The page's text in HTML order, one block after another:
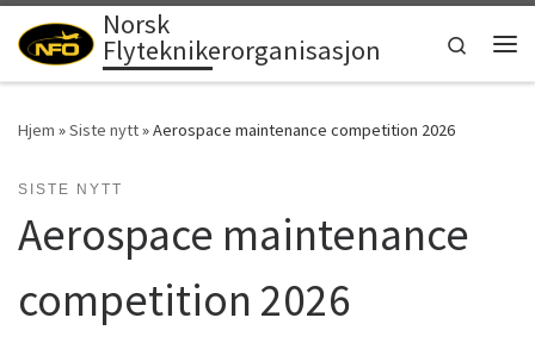
Skip to content
Norsk
Flyteknikerorganisasjon
Search
Hjem »Siste nytt»Aerospace maintenance competition 2026
SISTE NYTT
Aerospace maintenance
competition 2026